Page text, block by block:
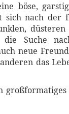
böse,
sich nach der
düsteren
Suche
neue
das